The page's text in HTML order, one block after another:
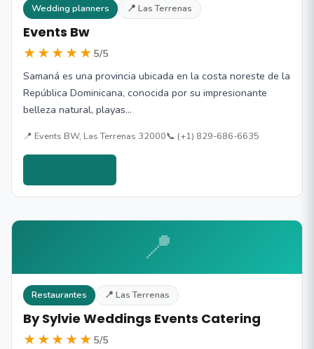
Wedding planners 📍 Las Terrenas
Events Bw
★★★★★ 5/5
Samaná es una provincia ubicada en la costa noreste de la
República Dominicana, conocida por su impresionante
belleza natural, playas…
📍 Events BW, Las Terrenas 32000📞 (+1) 829-686-6635
📍
Restaurantes 📍 Las Terrenas
By Sylvie Weddings Events Catering
★★★★★ 5/5